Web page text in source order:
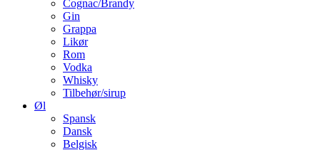
Cognac/Brandy
Gin
Grappa
Likør
Rom
Vodka
Whisky
Tilbehør/sirup
Øl
Spansk
Dansk
Belgisk